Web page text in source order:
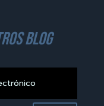
blog